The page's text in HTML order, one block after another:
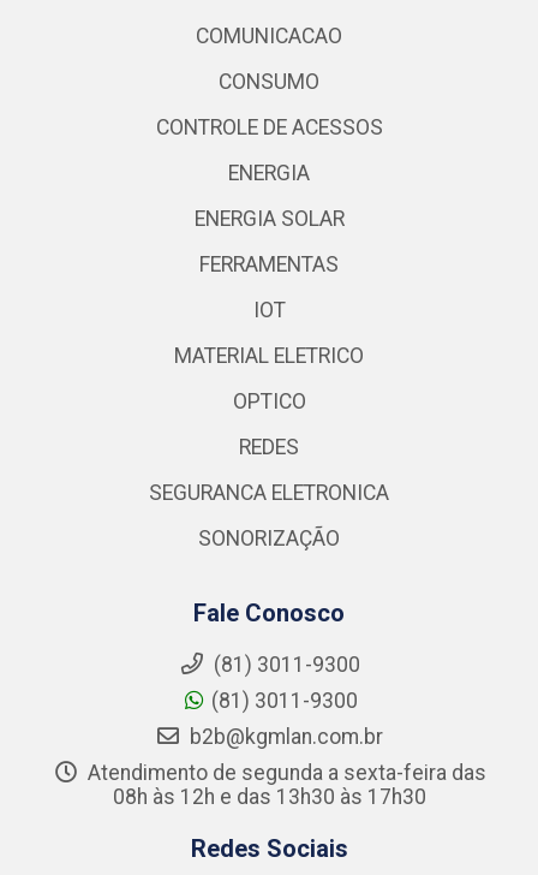
COMUNICACAO
CONSUMO
CONTROLE DE ACESSOS
ENERGIA
ENERGIA SOLAR
FERRAMENTAS
IOT
MATERIAL ELETRICO
OPTICO
REDES
SEGURANCA ELETRONICA
SONORIZAÇÃO
Fale Conosco
(81) 3011-9300
(81) 3011-9300
b2b@kgmlan.com.br
Atendimento de segunda a sexta-feira das
08h às 12h e das 13h30 às 17h30
Redes Sociais